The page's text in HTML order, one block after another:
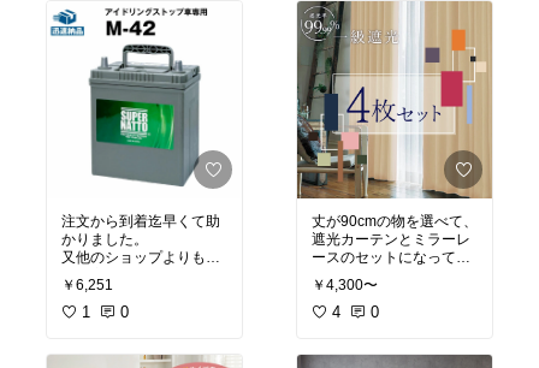
アップで視認性もよくな
りました。
カットラインもちゃんと
でており、安くてコスパ
もよかったので満足して
います。
注文から到着迄早くて助
かりました。
又他のショップよりも値
段が安かったので良かっ
たです。
￥6,251
1 0
の煩わしさもなく、ペア
リング等も問題無くで
き、音質も値段の割に良
いので、満足していま
す。
寝返りをすると、タッチ
にすぐ反応して、ピッピ
ピッピと音がなり、反応
が良すぎます(笑)
まあ安くてコスパが良い
ので満足しています。
丈が90cmの物を選べて、
遮光カーテンとミラーレ
ースのセットになってい
る物だったので購入しま
した。カーテン、マリー
ゴールドのカラーが可愛
￥4,300〜
4 0